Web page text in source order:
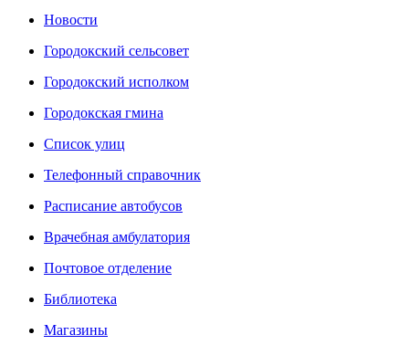
Новости
Городокский сельсовет
Городокский исполком
Городокская гмина
Список улиц
Телефонный справочник
Расписание автобусов
Врачебная амбулатория
Почтовое отделение
Библиотека
Магазины